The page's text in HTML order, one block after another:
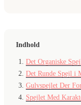
Indhold
Det Organiske
Det Runde Spejl i
Gulvspejlet Der
Spejlet Med